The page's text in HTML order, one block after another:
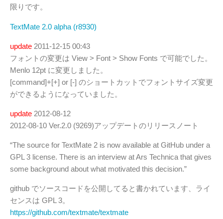
限りです。
TextMate 2.0 alpha (r8930)
update 2011-12-15 00:43
フォントの変更は View > Font > Show Fonts で可能でした。
Menlo 12pt に変更しました。
[command]+[+] or [-] のショートカットでフォントサイズ変更
ができるようになっていました。
update 2012-08-12
2012-08-10 Ver.2.0 (9269)アップデートのリリースノート
“The source for TextMate 2 is now available at GitHub under a
GPL 3 license. There is an interview at Ars Technica that gives
some background about what motivated this decision.”
github でソースコードを公開してると書かれています、ライ
センスは GPL 3。
https://github.com/textmate/textmate